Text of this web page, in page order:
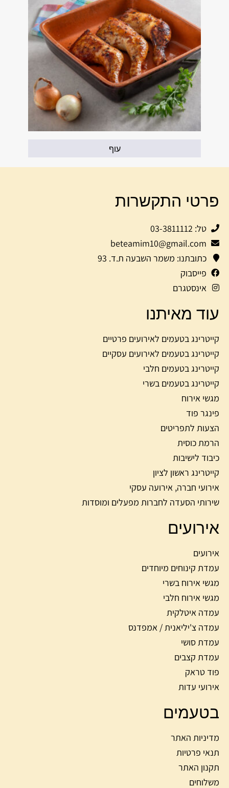
עוף
פרטי התקשרות
טל: 03-3811112
beteamim10@gmail.com
כתובתנו: משמר השבעה ת.ד. 93
פייסבוק
אינסטגרם
עוד מאיתנו
קייטרינג בטעמים לאירועים פרטיים
קייטרינג בטעמים לאירועים עסקיים
קייטרינג בטעמים חלבי
קייטרינג בטעמים בשרי
מגשי אירוח
פינגר פוד
הצעות לתפריטים
הרמת כוסית
כיבוד לישיבות
קייטרינג ראשון לציון
אירועי חברה, אירועה עסקי
שירותי הסעדה לחברות מפעלים ומוסדות
אירועים
אירועים
עמדת קינוחים מיוחדים
מגשי אירוח בשרי
מגשי אירוח חלבי
עמדה איטלקית
עמדה צ'יליאנית / אמפדנס
עמדת סושי
עמדת קצבים
פוד טראק
אירועי עדות
בטעמים
מדיניות האתר
תנאי פרטיות
תקנון האתר
משלוחים